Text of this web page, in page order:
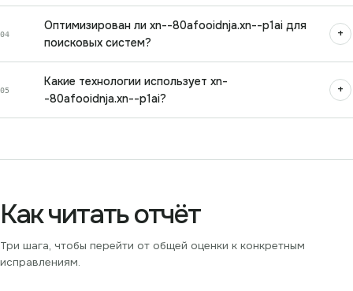
04
Оптимизирован ли xn--80afooidnja.xn--p1ai для
поисковых систем?
+
05
Какие технологии использует xn-
-80afooidnja.xn--p1ai?
+
Как читать отчёт
Три шага, чтобы перейти от общей оценки к конкретным
исправлениям.